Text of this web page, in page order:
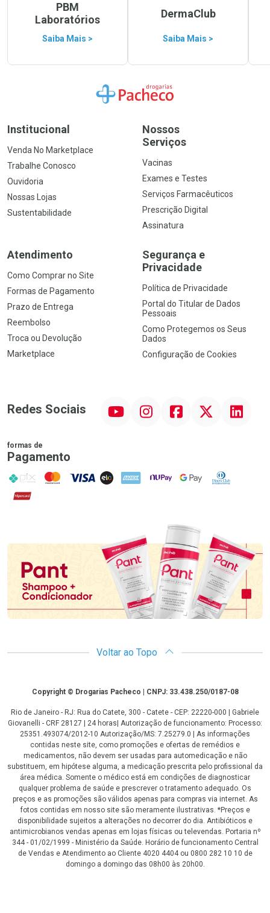
PBM
Laboratórios
Saiba Mais >
DermaClub
Saiba Mais >
Ir para a Home
Institucional
Venda No Marketplace
Trabalhe Conosco
Ouvidoria
Nossas Lojas
Sustentabilidade
Nossos
Serviços
Vacinas
Exames e Testes
Serviços Farmacêuticos
Prescrição Digital
Assinatura
Atendimento
Como Comprar no Site
Formas de Pagamento
Prazo de Entrega
Reembolso
Troca ou Devolução
Marketplace
Segurança e
Privacidade
Política de Privacidade
Portal do Titular de Dados
Pessoais
Como Protegemos os Seus
Dados
Configuração de Cookies
Redes Sociais InstagramFacebook Linkedin
formas de
Pagamento
PIX MasterCard
VISA ELO AMEX NuPay Google PayDiners Club
Hipercard
Promoção em Destaque
Voltar ao Topo
CopyrightCopyright © Drogarias Pacheco | CNPJ: 33.438.250/0187-08
Rio de Janeiro - RJ: Rua do Catete, 300 - Catete - CEP: 22220-000 | Gabriele
Giovanelli - CRF 28127 | 24 horas| Autorização de funcionamento: Processo:
25351.493074/2012-10 Autorização/MS: 7.25279.0 | As informações
contidas neste site, como promoções e ofertas de remédios e
medicamentos, não devem ser usadas para automedicação e não
substituem, em hipótese alguma, a medicação prescrita pelo profissional da
área médica. Somente o médico está em condições de diagnosticar
qualquer problema de saúde e prescrever o tratamento adequado. Os
preços e as promoções são válidos apenas para compras via internet. As
fotos contidas em nosso site são meramente ilustrativas. *Preços e
disponibilidade sujeitos a alterações no decorrer do dia. Antibióticos e
antimicrobianos vendas apenas em lojas físicas ou televendas. Portaria nº
344 - 01/02/1999 - Ministério da Saúde. Horário de funcionamento Central
de Vendas e Atendimento ao Cliente 4020 4404 ou 0800 282 10 10 de
domingo a domingo das 08h00 às 20h00.